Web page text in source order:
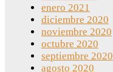
enero 2021
diciembre 2020
noviembre 2020
octubre 2020
septiembre 2020
agosto 2020